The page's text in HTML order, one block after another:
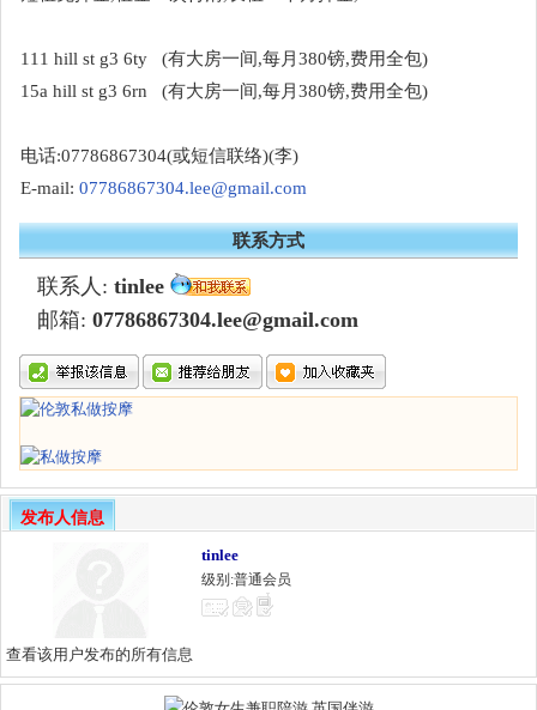
111 hill st g3 6ty (有大房一间,每月380镑,费用全包)
15a hill st g3 6rn (有大房一间,每月380镑,费用全包)
电话:07786867304(或短信联络)(李)
E-mail: 07786867304.lee@gmail.com
联系方式
联系人: tinlee
邮箱: 07786867304.lee@gmail.com
发布人信息
tinlee
级别:普通会员
查看该用户发布的所有信息